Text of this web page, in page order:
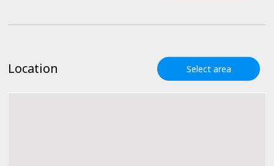
Location Select area